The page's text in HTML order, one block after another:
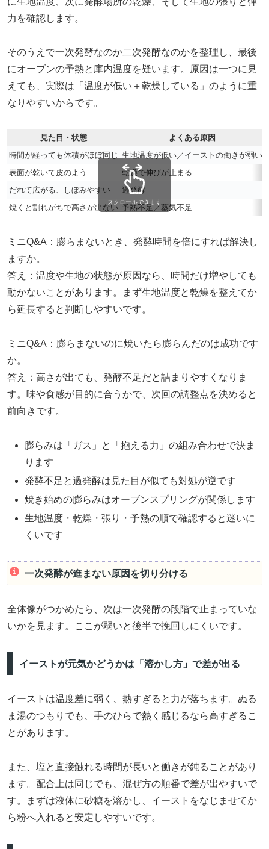
力を確認します。
そのうえで一次発酵なのか二次発酵なのかを整理し、最後
にオーブンの予熱と庫内温度を疑います。原因は一つに見
えても、実際は「温度が低い＋乾燥している」のように重
なりやすいからです。
見た目・状態
よくある原因
時間が経っても体積がほぼ同じ 生地温度が低い／イーストの働きが弱い
表面が乾いて皮のよう
乾燥で伸びが止まる
だれて広がる、しぼみやすい
過発酵
焼くと割れがちで高さが出ない 予熱不足／蒸気不足
スクロールできます
ミニQ&A：膨らまないとき、発酵時間を倍にすれば解決し
ますか。
答え：温度や生地の状態が原因なら、時間だけ増やしても
動かないことがあります。まず生地温度と乾燥を整えてか
ら延長すると判断しやすいです。
ミニQ&A：膨らまないのに焼いたら膨らんだのは成功です
か。
答え：高さが出ても、発酵不足だと詰まりやすくなりま
す。味や食感が目的に合うかで、次回の調整点を決めると
前向きです。
膨らみは「ガス」と「抱える力」の組み合わせで決ま
ります
発酵不足と過発酵は見た目が似ても対処が逆です
焼き始めの膨らみはオーブンスプリングが関係します
生地温度・乾燥・張り・予熱の順で確認すると迷いに
くいです
一次発酵が進まない原因を切り分ける
全体像がつかめたら、次は一次発酵の段階で止まっていな
いかを見ます。ここが弱いと後半で挽回しにくいです。
イーストが元気かどうかは「溶かし方」で差が出る
イーストは温度差に弱く、熱すぎると力が落ちます。ぬる
ま湯のつもりでも、手のひらで熱く感じるなら高すぎるこ
とがあります。
また、塩と直接触れる時間が長いと働きが鈍ることがあり
ます。配合上は同じでも、混ぜ方の順番で差が出やすいで
す。まずは液体に砂糖を溶かし、イーストをなじませてか
ら粉へ入れると安定しやすいです。